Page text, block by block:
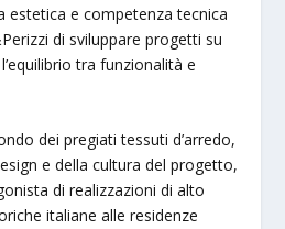
estetica e competenza tecnica
di sviluppare progetti su
tra funzionalità e
dei pregiati tessuti d’arredo,
e della cultura del progetto,
di realizzazioni di alto
italiane alle residenze